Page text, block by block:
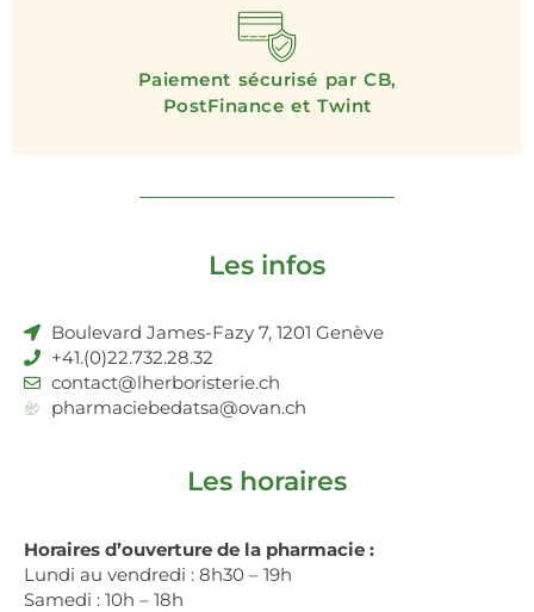
Paiement sécurisé par CB,
PostFinance et Twint
Les infos
Boulevard James-Fazy 7, 1201 Genève
+41.(0)22.732.28.32
contact@lherboristerie.ch
pharmaciebedatsa@ovan.ch
Les horaires
Horaires d’ouverture de la pharmacie :
Lundi au vendredi : 8h30 – 19h
Samedi : 10h – 18h